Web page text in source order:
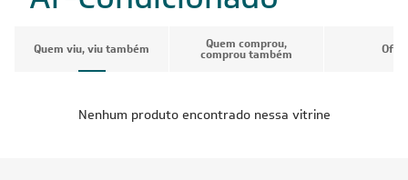
Quem viu, viu também Quem comprou,
comprou também
Nenhum produto encontrado nessa vitrine